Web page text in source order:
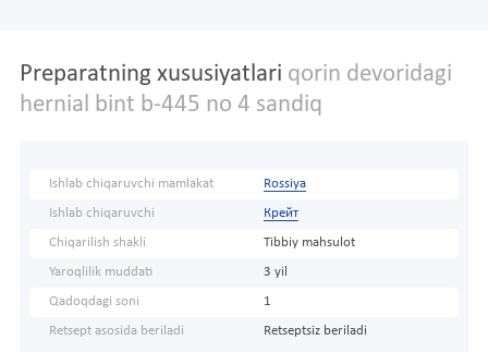
Preparatning xususiyatlari qorin devoridagi
hernial bint b-445 no 4 sandiq
Ishlab chiqaruvchi mamlakat Rossiya
Ishlab chiqaruvchi Крейт
Chiqarilish shakli Tibbiy mahsulot
Yaroqlilik muddati 3 yil
Qadoqdagi soni 1
Retsept asosida beriladi Retseptsiz beriladi